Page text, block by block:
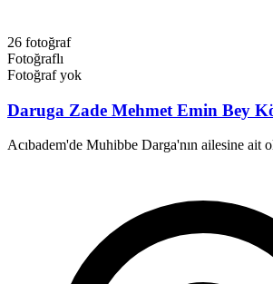
26 fotoğraf
Fotoğraflı
Fotoğraf yok
Daruga Zade Mehmet Emin Bey
Acıbadem'de Muhibbe Darga'nın ailesine ait